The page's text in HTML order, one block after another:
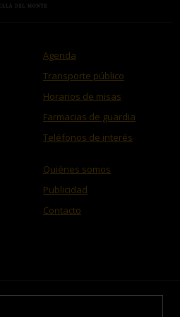
Agenda
Transporte público
Horarios de misas
Farmacias de guardia
Teléfonos de interés
Quiénes somos
Publicidad
Contacto